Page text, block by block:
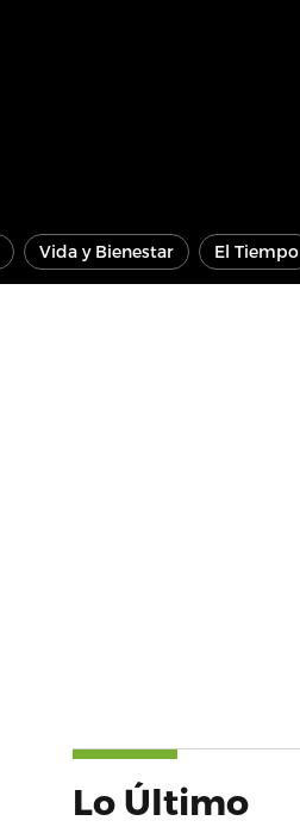
Vida y Bienestar El Tiempo
Lo Último